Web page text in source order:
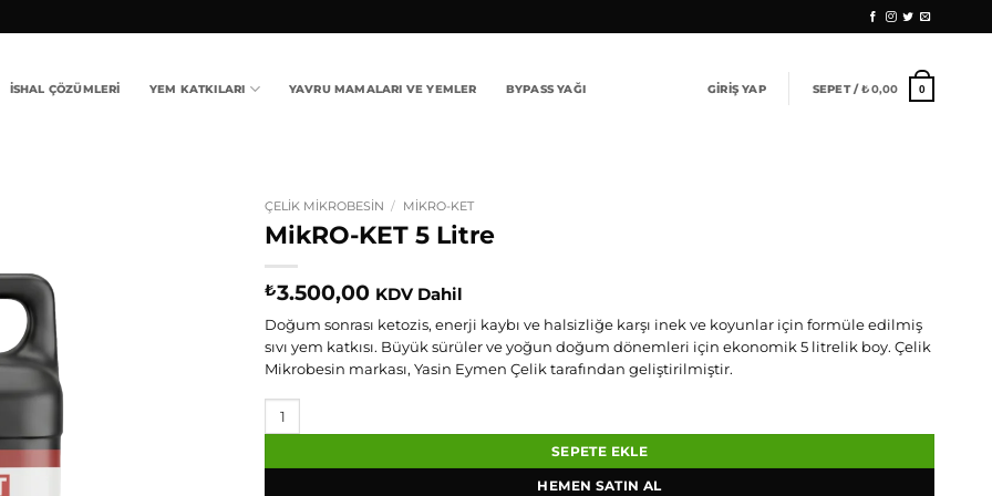
İSHAL ÇÖZÜMLERI YEM KATKILARI YAVRU MAMALARI VE YEMLER BYPASS YAĞI GIRIŞ YAP SEPET /₺0,00 0
ÇELIK MIKROBESIN / MIKRO-KET
MikRO-KET 5 Litre
₺3.500,00 KDV Dahil
Doğum sonrası ketozis, enerji kaybı ve halsizliğe karşı inek ve koyunlar için formüle edilmiş
sıvı yem katkısı. Büyük sürüler ve yoğun doğum dönemleri için ekonomik 5 litrelik boy. Çelik
Mikrobesin markası, Yasin Eymen Çelik tarafından geliştirilmiştir.
SEPETE EKLE
HEMEN SATIN AL